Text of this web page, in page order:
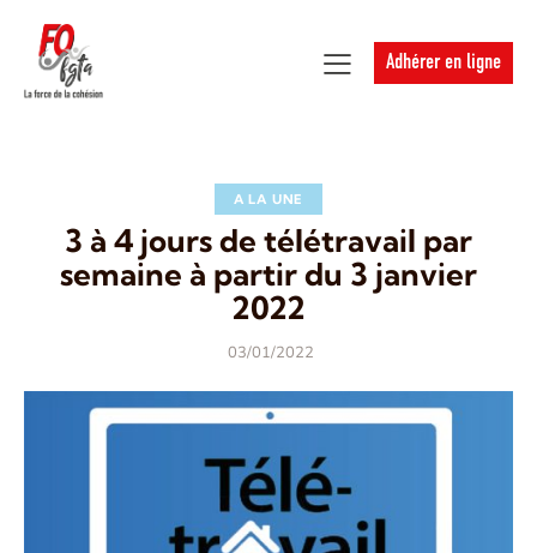
Adhérer en ligne
A LA UNE
3 à 4 jours de télétravail par
semaine à partir du 3 janvier
2022
03/01/2022